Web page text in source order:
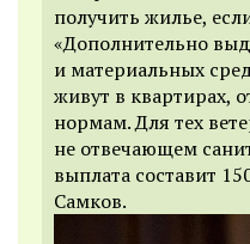
получить жилье,
«Дополнительно
и материальных
живут в квартирах,
нормам. Для тех
не отвечающем
выплата составит
Самков.